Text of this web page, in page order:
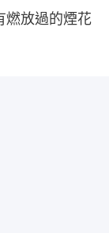
燃放過的煙花